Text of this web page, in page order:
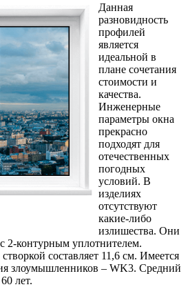
Данная
разновидность
профилей
является
идеальной в
плане сочетания
стоимости и
качества.
Инженерные
параметры окна
прекрасно
подходят для
отечественных
погодных
условий. В
изделиях
отсутствуют
какие-либо
излишества. Они
2-контурным уплотнителем.
составляет 11,6 см. Имеется
злоумышленников – WK3. Средний
лет.